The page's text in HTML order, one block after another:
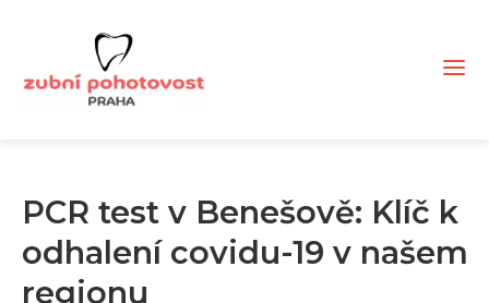
PCR test v Benešově: Klíč k
odhalení covidu-19 v našem
regionu